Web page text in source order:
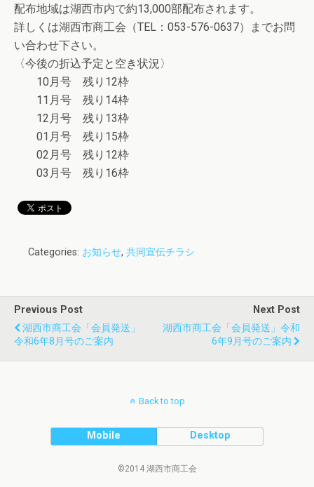
配布地域は湖西市内で約13,000部配布されます。
詳しくは湖西市商工会（TEL：053-576-0637）までお問
い合わせ下さい。
〈今後の折込予定と空き状況〉
10月号 残り12枠
11月号 残り14枠
12月号 残り13枠
01月号 残り15枠
02月号 残り12枠
03月号 残り16枠
Categories: お知らせ, 共同宣伝チラシ
Previous Post
湖西市商工会「会員発送」
令和6年8月号のご案内
Next Post
湖西市商工会「会員発送」令和
6年9月号のご案内
Back to top
Mobile Desktop
©2014 湖西市商工会